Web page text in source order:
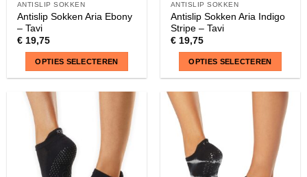
ANTISLIP SOKKEN
Antislip Sokken Aria Ebony
– Tavi
€19,75
OPTIES SELECTEREN
product
heeft
meerdere
variaties.
Deze
ANTISLIP SOKKEN
Antislip Sokken Aria Indigo
Stripe – Tavi
€19,75
OPTIES SELECTEREN
product
heeft
meerdere
variaties.
Deze
optie